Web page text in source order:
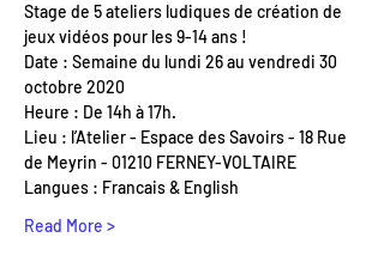
Stage de 5 ateliers ludiques de création de
jeux vidéos pour les 9-14 ans !
Date : Semaine du lundi 26 au vendredi 30
octobre 2020
Heure : De 14h à 17h.
Lieu : l’Atelier - Espace des Savoirs - 18 Rue
de Meyrin - 01210 FERNEY-VOLTAIRE
Langues : Francais & English
Read More >